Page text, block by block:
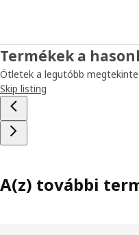
Termékek a
Ötletek a legutóbb
Skip listing
A(z) további